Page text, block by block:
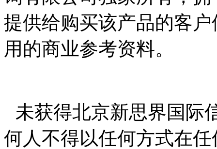
提供给购买该产品的客
用的商业参考资料。
未获得北京新思界国际
何人不得以任何方式在